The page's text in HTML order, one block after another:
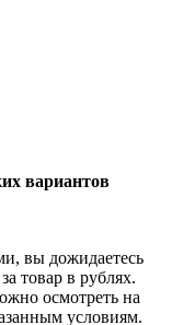
вариантов
вы дожидаетесь
товар в рублях.
осмотреть на
условиям.